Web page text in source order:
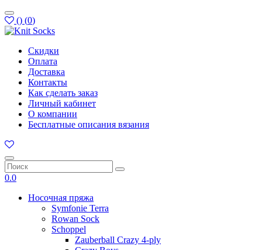
() (0)
Скидки
Оплата
Доставка
Контакты
Как сделать заказ
Личный кабинет
О компании
Бесплатные описания вязания
0.0
Носочная пряжа
Symfonie Terra
Rowan Sock
Schoppel
Zauberball Crazy 4-ply